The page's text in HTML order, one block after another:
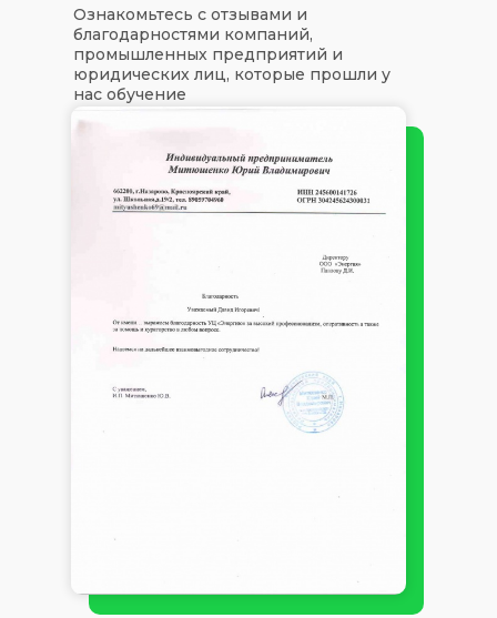
Ознакомьтесь с отзывами и
благодарностями компаний,
промышленных предприятий и
юридических лиц, которые прошли у
нас обучение